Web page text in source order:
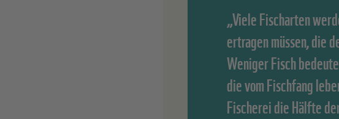
„Viele Fischarten
ertragen müssen, die
Weniger Fisch
die vom Fischfang
Fischerei die Hälfte